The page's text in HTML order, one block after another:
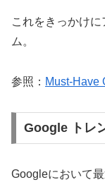
これをきっかけ
ム。
参照： Must-Have
Google トレ
Googleにおいて